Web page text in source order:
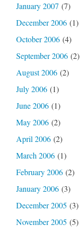
January 2007 (7)
December 2006(1)
October 2006(4)
September 2006(2)
August 2006(2)
July 2006(1)
June 2006(1)
May 2006(2)
April 2006(2)
March 2006(1)
February 2006(2)
January 2006(3)
December 2005 (3)
November 2005 (5)